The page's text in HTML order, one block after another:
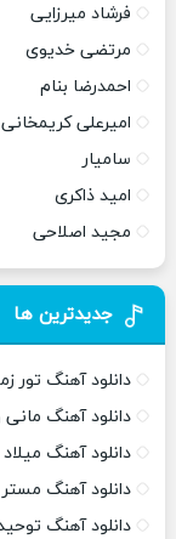
فرشاد میرزایی
مرتضی خدیوی
احمدرضا بنام
امیرعلی کریمخانی
سامیار
امید ذاکری
مجید اصلاحی
جدیدترین ها
دانلود آهنگ تور
دانلود آهنگ
دانلود آهنگ
دانلود آهنگ مستر
دانلود آهنگ